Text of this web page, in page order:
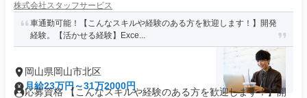
株式会社スタッフサービス
車通勤可能！【こんなスキルや経験のある方を歓迎します！】開発
経験。【活かせる経験】Exce...
岡山県岡山市北区
月給23万円～31万2000円
応募資格 【こんなスキルや経験のある方を歓迎します！】開